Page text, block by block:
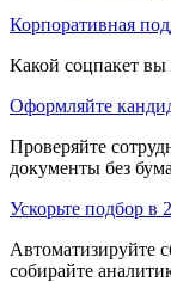
Корпоративная
Какой соцпакет вы
Оформляйте
Проверяйте
документы без
Ускорьте подбор в
Автоматизируйте
собирайте